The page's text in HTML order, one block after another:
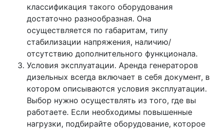
классификация такого оборудования
достаточно разнообразная. Она
осуществляется по габаритам, типу
стабилизации напряжения, наличию/
отсутствию дополнительного функционала.
Условия эксплуатации. Аренда генераторов
дизельных всегда включает в себя документ, в
котором описываются условия эксплуатации.
Выбор нужно осуществлять из того, где вы
работаете. Если необходимы повышенные
нагрузки, подбирайте оборудование, которое